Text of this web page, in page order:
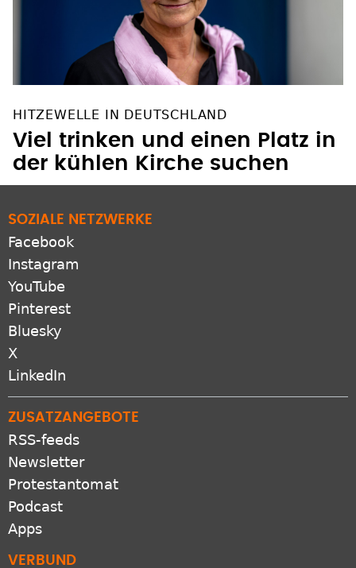
HITZEWELLE IN DEUTSCHLAND
Viel trinken und einen Platz in
der kühlen Kirche suchen
SOZIALE NETZWERKE
Facebook
Instagram
YouTube
Pinterest
Bluesky
X
LinkedIn
ZUSATZANGEBOTE
RSS-feeds
Newsletter
Protestantomat
Podcast
Apps
VERBUND